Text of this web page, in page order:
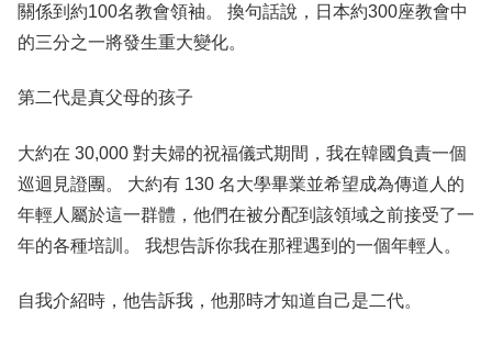
關係到約100名教會領袖。 換句話說，日本約300座教會中
的三分之一將發生重大變化。
第二代是真父母的孩子
大約在 30,000 對夫婦的祝福儀式期間，我在韓國負責一個
巡迴見證團。 大約有 130 名大學畢業並希望成為傳道人的
年輕人屬於這一群體，他們在被分配到該領域之前接受了一
年的各種培訓。 我想告訴你我在那裡遇到的一個年輕人。
自我介紹時，他告訴我，他那時才知道自己是二代。